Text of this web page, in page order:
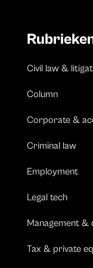
Civil law &
Column
Corporate &
Criminal law
Employment
Legal tech
Management &
Tax & private